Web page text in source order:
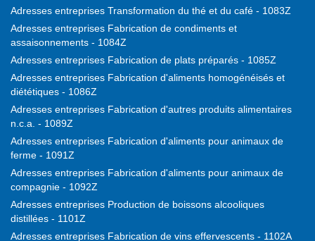
Adresses entreprises Transformation du thé et du café - 1083Z
Adresses entreprises Fabrication de condiments et
assaisonnements - 1084Z
Adresses entreprises Fabrication de plats préparés - 1085Z
Adresses entreprises Fabrication d'aliments homogénéisés et
diététiques - 1086Z
Adresses entreprises Fabrication d'autres produits alimentaires
n.c.a. - 1089Z
Adresses entreprises Fabrication d'aliments pour animaux de
ferme - 1091Z
Adresses entreprises Fabrication d'aliments pour animaux de
compagnie - 1092Z
Adresses entreprises Production de boissons alcooliques
distillées - 1101Z
Adresses entreprises Fabrication de vins effervescents - 1102A